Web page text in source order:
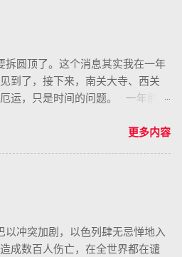
拆圆顶了。这个消息其实我在一年
到了，接下来，南关大寺、西关
运，只是时间的问题。 一年前，
了十天的拘留，但这也阻拦不了牠
畏惧，一副我是流氓我怕谁的姿
地进行着牠们的疯狂，即使在去
更多内容
以冲突加剧，以色列肆无忌惮地入
成数百人伤亡，在全世界都在谴